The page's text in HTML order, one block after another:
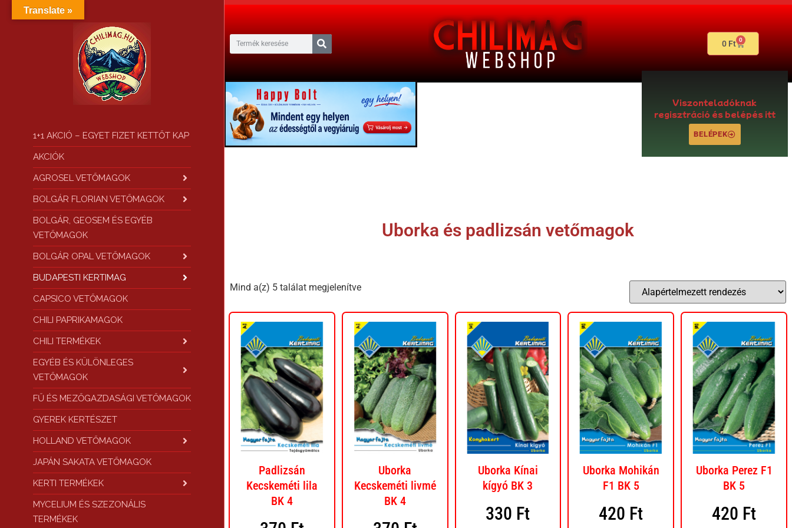
1+1 AKCIÓ – EGYET FIZET KETTŐT KAP
AKCIÓK
AGROSEL VETŐMAGOK
BOLGÁR FLORIAN VETŐMAGOK
BOLGÁR, GEOSEM ÉS EGYÉB
VETŐMAGOK
BOLGÁR OPAL VETŐMAGOK
BUDAPESTI KERTIMAG
CAPSICO VETŐMAGOK
CHILI PAPRIKAMAGOK
CHILI TERMÉKEK
EGYÉB ÉS KÜLÖNLEGES
VETŐMAGOK
FŰ ÉS MEZŐGAZDASÁGI VETŐMAGOK
GYEREK KERTÉSZET
HOLLAND VETŐMAGOK
JAPÁN SAKATA VETŐMAGOK
KERTI TERMÉKEK
MYCELIUM ÉS SZEZONÁLIS
TERMÉKEK
0 Ft 0
Viszonteladóknak
regisztráció és belépés itt
BELÉPEK
Uborka és padlizsán vetőmagok
Mind a(z) 5 találat megjelenítve
Padlizsán
Kecskeméti lila
BK 4
Uborka
Kecskeméti livmé
BK 4
Uborka Kínai
kígyó BK 3
330 Ft
Uborka Mohikán
F1 BK 5
420 Ft
Uborka Perez F1
BK 5
420 Ft
Translate »